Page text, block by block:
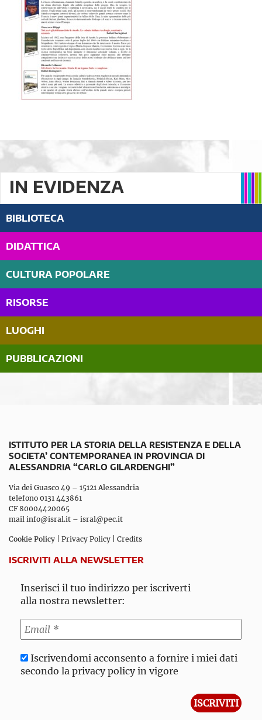
IN EVIDENZA
BIBLIOTECA
DIDATTICA
CULTURA POPOLARE
RISORSE
LUOGHI
PUBBLICAZIONI
ISTITUTO PER LA STORIA DELLA RESISTENZA E DELLA
SOCIETA’ CONTEMPORANEA IN PROVINCIA DI
ALESSANDRIA “CARLO GILARDENGHI”
Via dei Guasco 49 – 15121 Alessandria
telefono 0131 443861
CF 80004420065
mail info@isral.it – isral@pec.it
Cookie Policy Privacy Policy Credits
ISCRIVITI ALLA NEWSLETTER
Inserisci il tuo indirizzo per iscriverti
alla nostra newsletter:
Iscrivendomi acconsento a fornire i miei dati
secondo la privacy policy in vigore